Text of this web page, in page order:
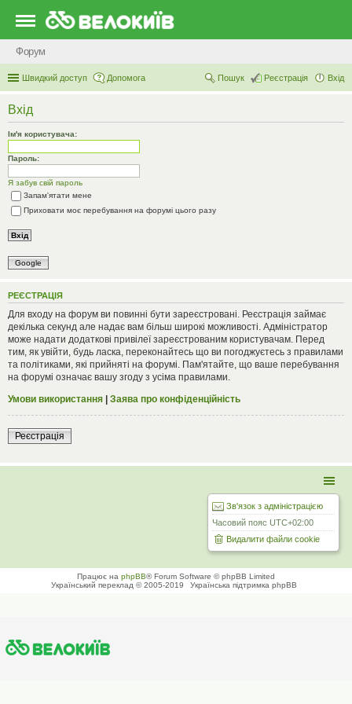
Форум
Швидкий доступ Допомога Вхід
Реєстрація
Пошук
Вхід
Ім'я користувача:
Пароль:
Я забув свій пароль
Запам'ятати мене
Приховати моє перебування на форумі цього разу
Google
РЕЄСТРАЦІЯ
Для входу на форум ви повинні бути зареєстровані. Реєстрація займає
декілька секунд але надає вам більш широкі можливості. Адміністратор
може надати додаткові привілеї зареєстрованим користувачам. Перед
тим, як увійти, будь ласка, переконайтесь що ви погоджуєтесь з правилами
та політиками, які прийняті на форумі. Пам'ятайте, що ваше перебування
на форумі означає вашу згоду з усіма правилами.
Умови використання | Заява про конфіденційність
Реєстрація
Зв'язок з адміністрацією
Часовий пояс UTC+02:00
Видалити файли cookie
Працює на phpBB® Forum Software © phpBB Limited
Український переклад © 2005-2019
Українська підтримка phpBB